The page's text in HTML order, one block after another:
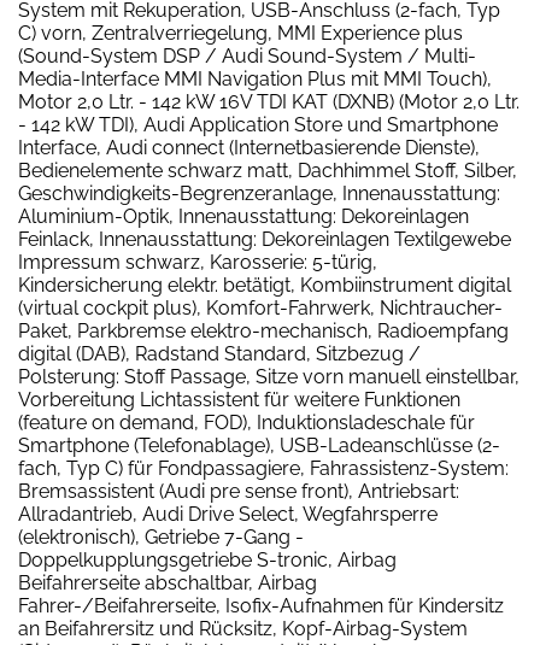
System mit Rekuperation, USB-Anschluss (2-fach, Typ
C) vorn, Zentralverriegelung, MMI Experience plus
(Sound-System DSP / Audi Sound-System / Multi-
Media-Interface MMI Navigation Plus mit MMI Touch),
Motor 2,0 Ltr. - 142 kW 16V TDI KAT (DXNB) (Motor 2,0 Ltr.
- 142 kW TDI), Audi Application Store und Smartphone
Interface, Audi connect (Internetbasierende Dienste),
Bedienelemente schwarz matt, Dachhimmel Stoff, Silber,
Geschwindigkeits-Begrenzeranlage, Innenausstattung:
Aluminium-Optik, Innenausstattung: Dekoreinlagen
Feinlack, Innenausstattung: Dekoreinlagen Textilgewebe
Impressum schwarz, Karosserie: 5-türig,
Kindersicherung elektr. betätigt, Kombiinstrument digital
(virtual cockpit plus), Komfort-Fahrwerk, Nichtraucher-
Paket, Parkbremse elektro-mechanisch, Radioempfang
digital (DAB), Radstand Standard, Sitzbezug /
Polsterung: Stoff Passage, Sitze vorn manuell einstellbar,
Vorbereitung Lichtassistent für weitere Funktionen
(feature on demand, FOD), Induktionsladeschale für
Smartphone (Telefonablage), USB-Ladeanschlüsse (2-
fach, Typ C) für Fondpassagiere, Fahrassistenz-System:
Bremsassistent (Audi pre sense front), Antriebsart:
Allradantrieb, Audi Drive Select, Wegfahrsperre
(elektronisch), Getriebe 7-Gang -
Doppelkupplungsgetriebe S-tronic, Airbag
Beifahrerseite abschaltbar, Airbag
Fahrer-/Beifahrerseite, Isofix-Aufnahmen für Kindersitz
an Beifahrersitz und Rücksitz, Kopf-Airbag-System